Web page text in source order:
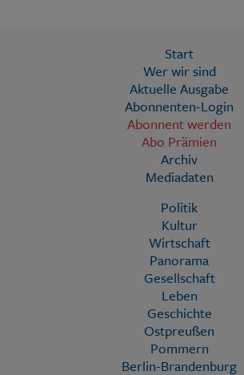
Start
Wer wir sind
Aktuelle Ausgabe
Abonnenten-Login
Abonnent werden
Abo Prämien
Archiv
Mediadaten
Politik
Kultur
Wirtschaft
Panorama
Gesellschaft
Leben
Geschichte
Ostpreußen
Pommern
Berlin-Brandenburg